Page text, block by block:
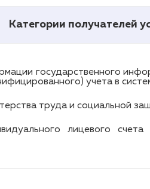
Категории получателей
государственного
учета в
труда и социальной
лицевого